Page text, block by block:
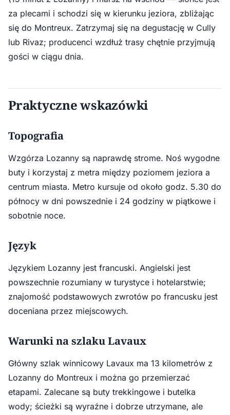
za plecami i schodzi się w kierunku jeziora, zbliżając
się do Montreux. Zatrzymaj się na degustację w Cully
lub Rivaz; producenci wzdłuż trasy chętnie przyjmują
gości w ciągu dnia.
Praktyczne wskazówki
Topografia
Wzgórza Lozanny są naprawdę strome. Noś wygodne
buty i korzystaj z metra między poziomem jeziora a
centrum miasta. Metro kursuje od około godz. 5.30 do
północy w dni powszednie i 24 godziny w piątkowe i
sobotnie noce.
Język
Językiem Lozanny jest francuski. Angielski jest
powszechnie rozumiany w turystyce i hotelarstwie;
znajomość podstawowych zwrotów po francusku jest
doceniana przez miejscowych.
Warunki na szlaku Lavaux
Główny szlak winnicowy Lavaux ma 13 kilometrów z
Lozanny do Montreux i można go przemierzać
etapami. Zalecane są buty trekkingowe i butelka
wody; ścieżki są wyraźne i dobrze utrzymane, ale